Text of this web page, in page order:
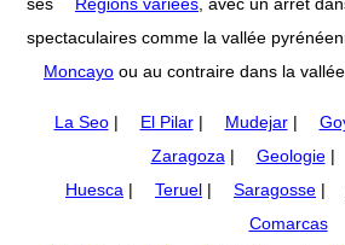
spectaculaires comme la vallée
Moncayo ou au contraire dans la vallée
La Seo| El Pilar| Mudejar|
Zaragoza | Geologie|
Huesca | Teruel | Saragosse |
Comarcas